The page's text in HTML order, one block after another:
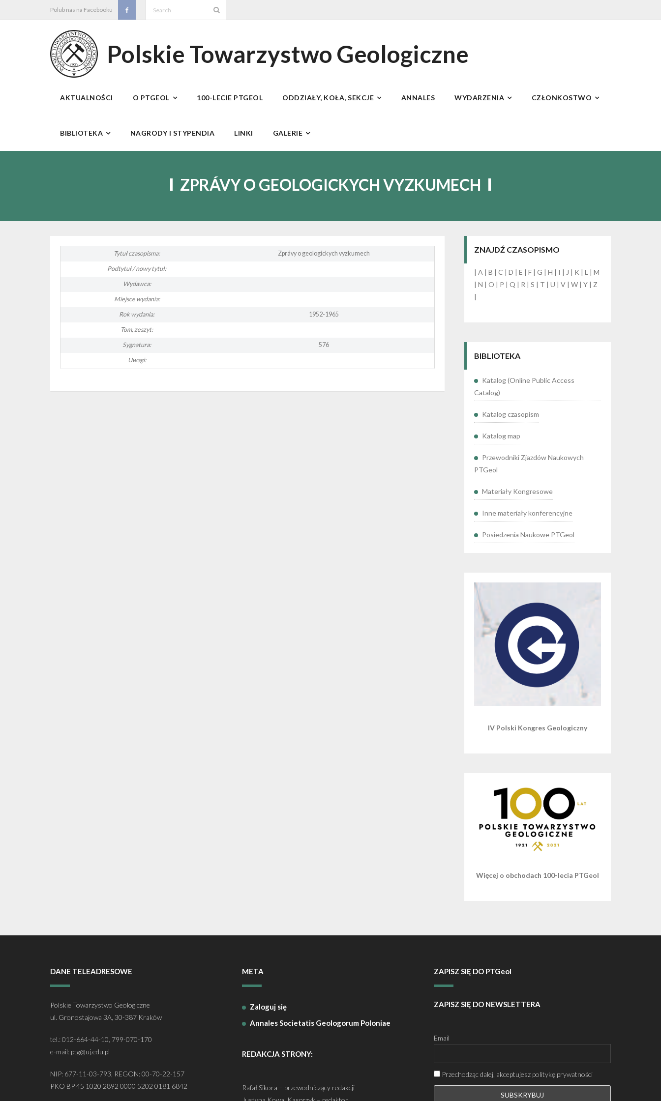
Polub nas na Facebooku
Polskie Towarzystwo Geologiczne
AKTUALNOŚCI O PTGEOL 100-LECIE PTGEOL ODDZIAŁY, KOŁA, SEKCJE ANNALES WYDARZENIA CZŁONKOSTWO
BIBLIOTEKA NAGRODY I STYPENDIA LINKI GALERIE
ZPRÁVY O GEOLOGICKYCH VYZKUMECH
Tytuł czasopisma: Zprávy o geologickych vyzkumech
Podtytuł / nowy tytuł:
Wydawca:
Miejsce wydania:
Rok wydania: 1952-1965
Tom, zeszyt:
Sygnatura: 576
Uwagi:
ZNAJDŹ CZASOPISMO
|A |B |C |D |E |F |G |H | I | J | K |L |M
|N |O | P |Q | R |S | T |U |V |W |Y | Z
|
BIBLIOTEKA
Katalog (Online Public Access
Catalog)
Katalog czasopism
Katalog map
Przewodniki Zjazdów Naukowych
PTGeol
Materiały Kongresowe
Inne materiały konferencyjne
Posiedzenia Naukowe PTGeol
IV Polski Kongres Geologiczny
Więcej o obchodach 100-lecia PTGeol
DANE TELEADRESOWE
Polskie Towarzystwo Geologiczne
ul. Gronostajowa 3A, 30-387 Kraków
tel.: 012-664-44-10, 799-070-170
e-mail: ptg@uj.edu.pl
NIP: 677-11-03-793, REGON: 00-70-22-157
PKO BP 45 1020 2892 0000 5202 0181 6842
META
Zaloguj się
Annales Societatis Geologorum Poloniae
REDAKCJA STRONY:
Rafał Sikora – przewodniczący redakcji
ZAPISZ SIĘ DO PTGeol
ZAPISZ SIĘ DO NEWSLETTERA
Email
Przechodząc dalej, akceptujesz politykę prywatności